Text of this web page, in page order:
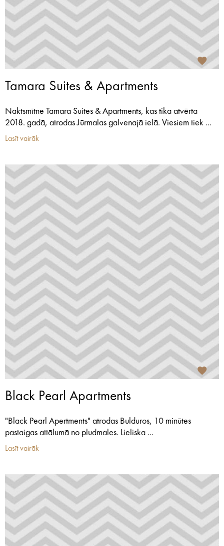
Tamara Suites & Apartments
Naktsmītne Tamara Suites & Apartments, kas tika atvērta
2018. gadā, atrodas Jūrmalas galvenajā ielā. Viesiem tiek ...
Lasīt vairāk
Black Pearl Apartments
"Black Pearl Apertments" atrodas Bulduros, 10 minūtes
pastaigas attālumā no pludmales. Lieliska ...
Lasīt vairāk